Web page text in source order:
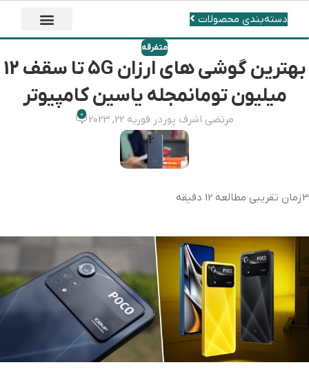
دسته‌بندی محصولات
متفرقه
بهترین گوشی های ارزان 5G تا سقف 12
میلیون تومانمجله یاسین کامپیوتر
مرتضی اشرف پور در فوریه 22, 2023 0
3 زمان تقریبی مطالعه 12 دقیقه